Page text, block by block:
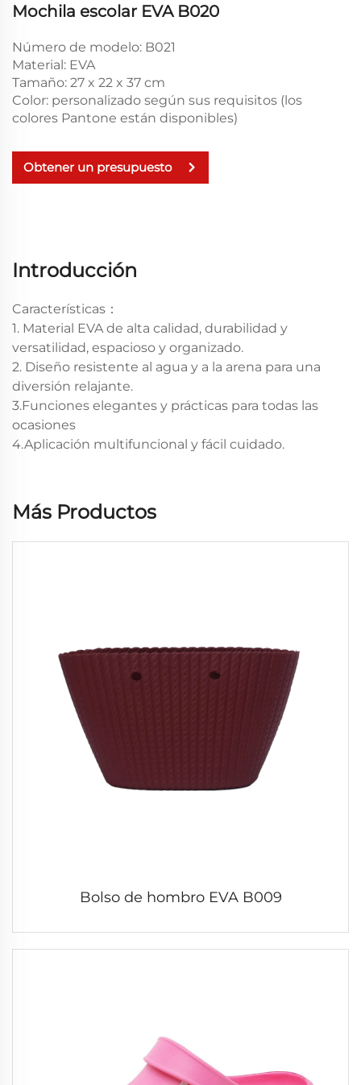
Mochila escolar EVA B020
Número de modelo: B021
Material: EVA
Tamaño: 27 x 22 x 37 cm
Color: personalizado según sus requisitos (los
colores Pantone están disponibles)
Obtener un presupuesto
Introducción
Características：
1. Material EVA de alta calidad, durabilidad y
versatilidad, espacioso y organizado.
2. Diseño resistente al agua y a la arena para una
diversión relajante.
3.Funciones elegantes y prácticas para todas las
ocasiones
4.Aplicación multifuncional y fácil cuidado.
Más Productos
Bolso de hombro EVA B009